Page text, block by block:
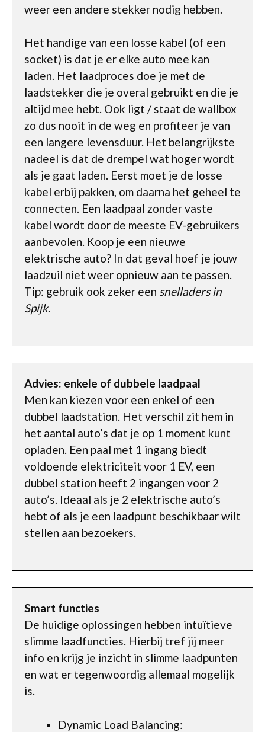
weer een andere stekker nodig hebben.
Het handige van een losse kabel (of een
socket) is dat je er elke auto mee kan
laden. Het laadproces doe je met de
laadstekker die je overal gebruikt en die je
altijd mee hebt. Ook ligt / staat de wallbox
zo dus nooit in de weg en profiteer je van
een langere levensduur. Het belangrijkste
nadeel is dat de drempel wat hoger wordt
als je gaat laden. Eerst moet je de losse
kabel erbij pakken, om daarna het geheel te
connecten. Een laadpaal zonder vaste
kabel wordt door de meeste EV-gebruikers
aanbevolen. Koop je een nieuwe
elektrische auto? In dat geval hoef je jouw
laadzuil niet weer opnieuw aan te passen.
Tip: gebruik ook zeker een snelladers in
Spijk.
Advies: enkele of dubbele laadpaal
Men kan kiezen voor een enkel of een
dubbel laadstation. Het verschil zit hem in
het aantal auto’s dat je op 1 moment kunt
opladen. Een paal met 1 ingang biedt
voldoende elektriciteit voor 1 EV, een
dubbel station heeft 2 ingangen voor 2
auto’s. Ideaal als je 2 elektrische auto’s
hebt of als je een laadpunt beschikbaar wilt
stellen aan bezoekers.
Smart functies
De huidige oplossingen hebben intuïtieve
slimme laadfuncties. Hierbij tref jij meer
info en krijg je inzicht in slimme laadpunten
en wat er tegenwoordig allemaal mogelijk
is.
Dynamic Load Balancing: